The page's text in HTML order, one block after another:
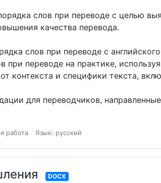
слов при переводе с целью
качества перевода.
слов при переводе с
переводе на практике,
контекста и специфики текста,
для переводчиков,
работа Язык: русский
DOCX